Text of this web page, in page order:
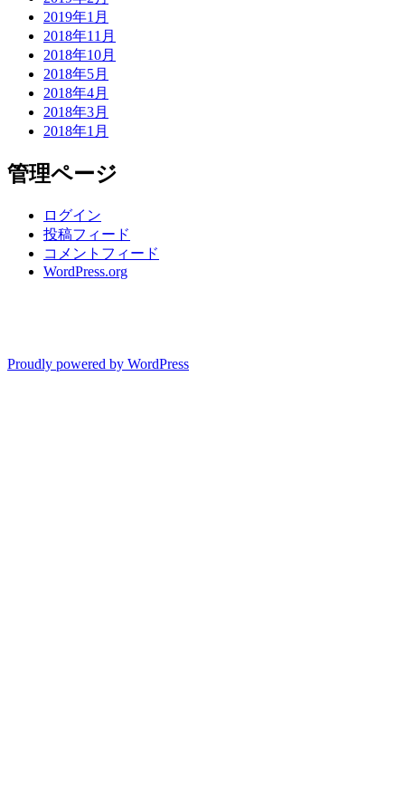
2019年1月
2018年11月
2018年10月
2018年5月
2018年4月
2018年3月
2018年1月
管理ページ
ログイン
投稿フィード
コメントフィード
WordPress.org
Proudly powered by WordPress